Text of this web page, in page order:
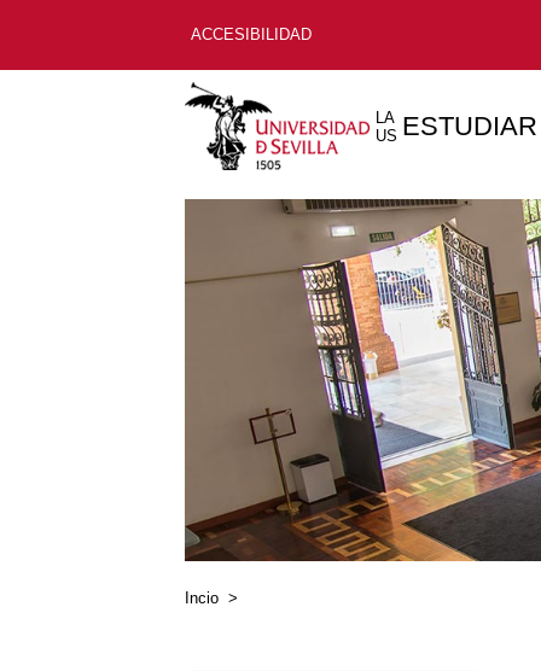
ACCESIBILIDAD
LA
US ESTUDIAR
Incio >